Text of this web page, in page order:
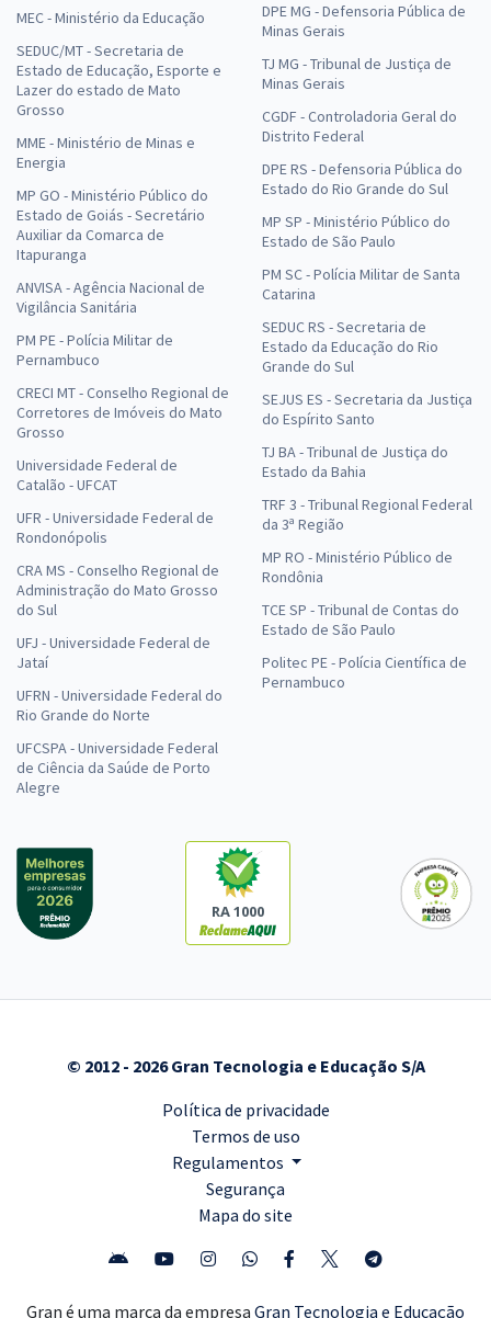
MEC - Ministério da Educação
SEDUC/MT - Secretaria de
Estado de Educação, Esporte e
Lazer do estado de Mato
Grosso
MME - Ministério de Minas e
Energia
MP GO - Ministério Público do
Estado de Goiás - Secretário
Auxiliar da Comarca de
Itapuranga
ANVISA - Agência Nacional de
Vigilância Sanitária
PM PE - Polícia Militar de
Pernambuco
CRECI MT - Conselho Regional de
Corretores de Imóveis do Mato
Grosso
Universidade Federal de
Catalão - UFCAT
UFR - Universidade Federal de
Rondonópolis
CRA MS - Conselho Regional de
Administração do Mato Grosso
do Sul
UFJ - Universidade Federal de
Jataí
UFRN - Universidade Federal do
Rio Grande do Norte
UFCSPA - Universidade Federal
de Ciência da Saúde de Porto
Alegre
DPE MG - Defensoria Pública de
Minas Gerais
TJ MG - Tribunal de Justiça de
Minas Gerais
CGDF - Controladoria Geral do
Distrito Federal
DPE RS - Defensoria Pública do
Estado do Rio Grande do Sul
MP SP - Ministério Público do
Estado de São Paulo
PM SC - Polícia Militar de Santa
Catarina
SEDUC RS - Secretaria de
Estado da Educação do Rio
Grande do Sul
SEJUS ES - Secretaria da Justiça
do Espírito Santo
TJ BA - Tribunal de Justiça do
Estado da Bahia
TRF 3 - Tribunal Regional Federal
da 3ª Região
MP RO - Ministério Público de
Rondônia
TCE SP - Tribunal de Contas do
Estado de São Paulo
Politec PE - Polícia Científica de
Pernambuco
RA 1000
© 2012 - 2026 Gran Tecnologia e Educação S/A
Política de privacidade
Termos de uso
Regulamentos
Segurança
Mapa do site
Gran é uma marca da empresa Gran Tecnologia e Educação